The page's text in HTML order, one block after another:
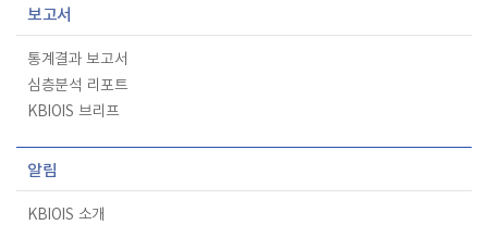
보고서
통계결과 보고서
심층분석 리포트
KBIOIS 브리프
알림
KBIOIS 소개